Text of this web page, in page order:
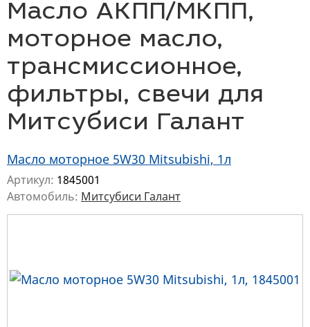
Масло АКПП/МКПП,
моторное масло,
трансмиссионное,
фильтры, свечи для
Митсубиси Галант
Масло моторное 5W30 Mitsubishi, 1л
Артикул: 1845001
Автомобиль: Митсубиси Галант